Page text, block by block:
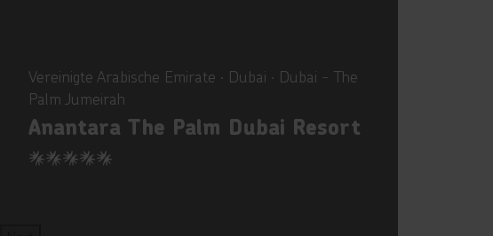
Vereinigte Arabische Emirate ∙ Dubai ∙ Dubai - The
Palm Jumeirah
Anantara The Palm Dubai Resort
5